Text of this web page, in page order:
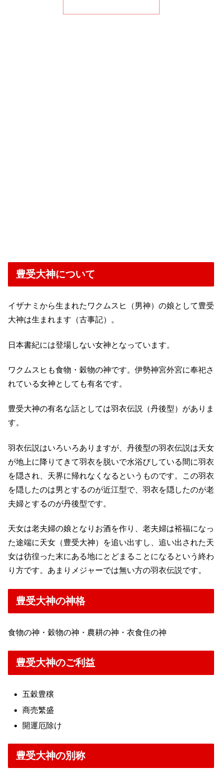
豊受大神について
イザナミから生まれたワクムスヒ（男神）の娘として豊受
大神は生まれます（古事記）。
日本書紀には登場しない女神となっています。
ワクムスヒも食物・穀物の神です。伊勢神宮外宮に奉祀さ
れている女神としても有名です。
豊受大神の有名な話としては羽衣伝説（丹後型）がありま
す。
羽衣伝説はいろいろありますが、丹後型の羽衣伝説は天女
が地上に降りてきて羽衣を脱いで水浴びしている間に羽衣
を隠され、天界に帰れなくなるというものです。この羽衣
を隠したのは男とするのが近江型で、羽衣を隠したのが老
夫婦とするのが丹後型です。
天女は老夫婦の娘となりお酒を作り、老夫婦は裕福になっ
た途端に天女（豊受大神）を追い出すし、追い出された天
女は彷徨った末にある地にとどまることになるという終わ
り方です。あまりメジャーでは無い方の羽衣伝説です。
豊受大神の神格
食物の神・穀物の神・農耕の神・衣食住の神
豊受大神のご利益
五穀豊穣
商売繁盛
開運厄除け
豊受大神の別称